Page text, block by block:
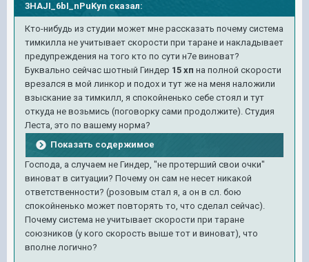
3HAJI_6bI_nPuKynсказал:
Кто-нибудь из студии может мне рассказать почему система
тимкилла не учитывает скорости при таране и накладывает
предупреждения на того кто по сути н7е виноват?
Буквально сейчас шотный Гиндер 15 хп на полной скорости
врезался в мой линкор и подох и тут же на меня наложили
взыскание за тимкилл, я спокойненько себе стоял и тут
откуда не возьмись (поговорку сами продолжите). Студия
Леста, это по вашему норма?
Показать содержимое
Господа, а случаем не Гиндер, "не протерший свои очки"
виноват в ситуации? Почему он сам не несет никакой
ответственности? (розовым стал я, а он в сл. бою
спокойненько может повторять то, что сделал сейчас).
Почему система не учитывает скорости при таране
союзников (у кого скорость выше тот и виноват), что
вполне логично?